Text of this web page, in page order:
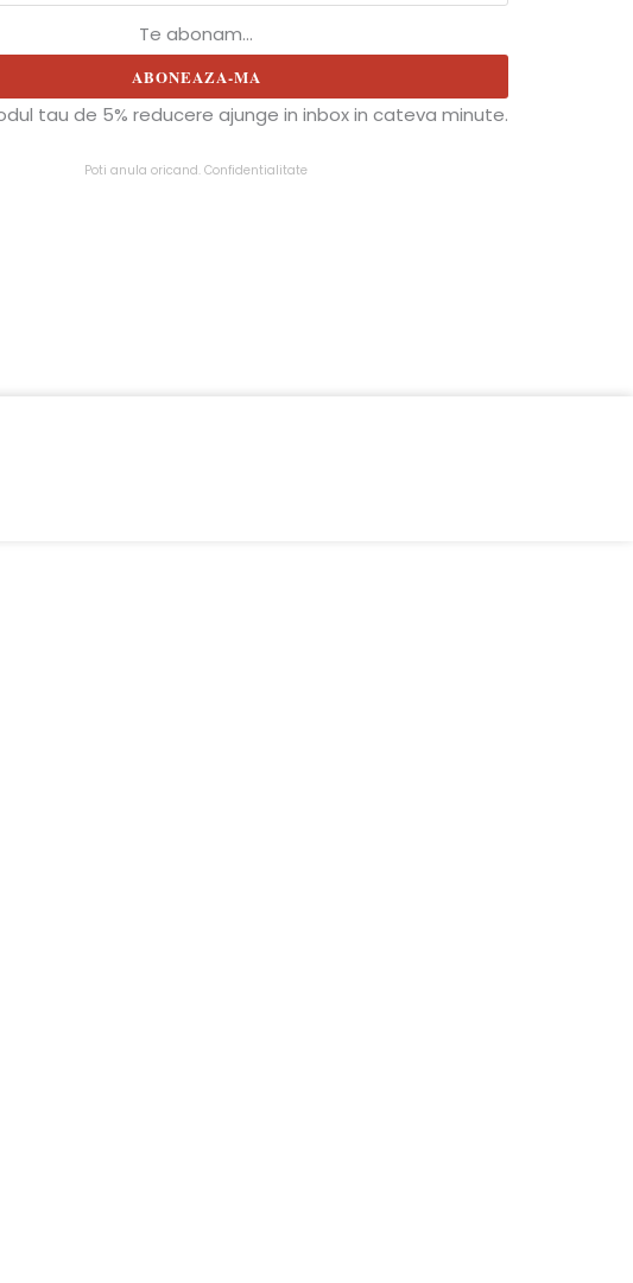
Te abonam...
ABONEAZA-MA
tau de 5% reducere ajunge in inbox in cateva minute.
Poti anula oricand.Confidentialitate